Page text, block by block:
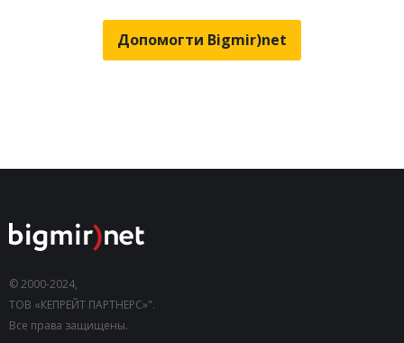
Допомогти Bigmir)net
© 2000-2024,
ТОВ «КЕПРЕЙТ ПАРТНЕРС»".
Все права защищены.